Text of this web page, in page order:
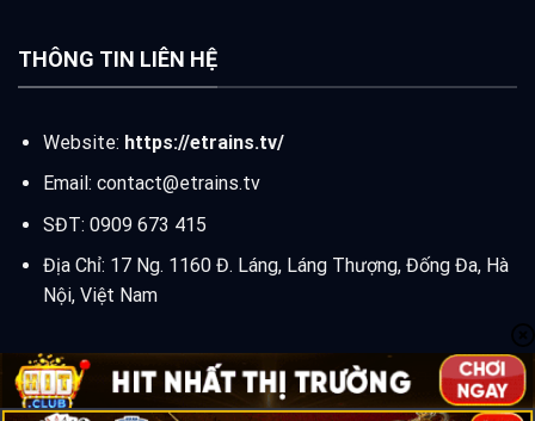
THÔNG TIN LIÊN HỆ
Website: https://etrains.tv/
Email: contact@etrains.tv
SĐT: 0909 673 415
Địa Chỉ: 17 Ng. 1160 Đ. Láng, Láng Thượng, Đống Đa, Hà
Nội, Việt Nam